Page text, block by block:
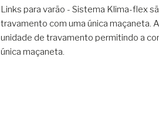
Links para varão - Sistema Klima-flex
travamento com uma única maçaneta.
unidade de travamento permitindo a
única maçaneta.